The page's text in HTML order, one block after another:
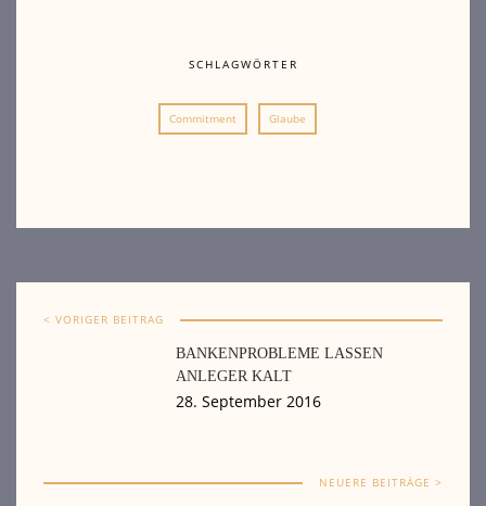
SCHLAGWÖRTER
Commitment Glaube
< VORIGER BEITRAG
BANKENPROBLEME LASSEN
ANLEGER KALT
28. September 2016
NEUERE BEITRÄGE >